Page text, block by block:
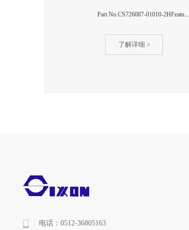
Part No.CS726087-01010-2HFeatu...
了解详细 >
电话：0512-36805163